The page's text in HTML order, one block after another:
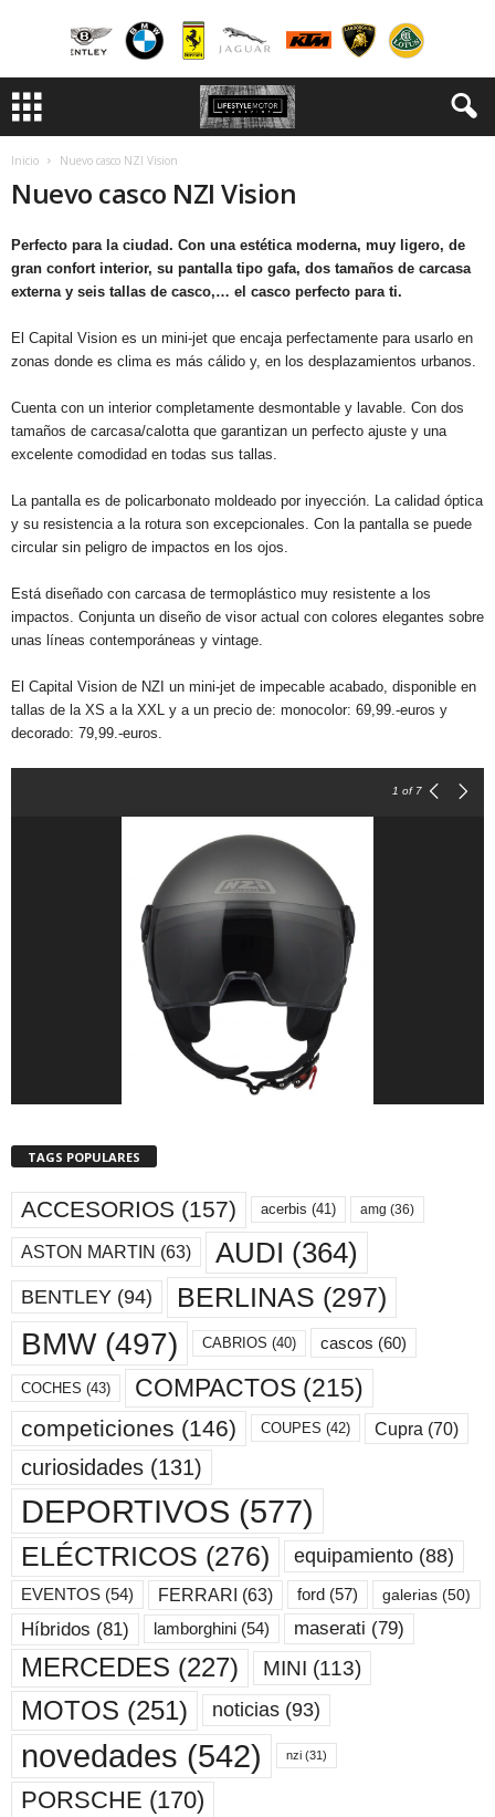
Inicio Nuevo casco NZI Vision
Nuevo casco NZI Vision
Perfecto para la ciudad. Con una estética moderna, muy ligero, de
gran confort interior, su pantalla tipo gafa, dos tamaños de carcasa
externa y seis tallas de casco,… el casco perfecto para ti.
El Capital Vision es un mini-jet que encaja perfectamente para usarlo en
zonas donde es clima es más cálido y, en los desplazamientos urbanos.
Cuenta con un interior completamente desmontable y lavable. Con dos
tamaños de carcasa/calotta que garantizan un perfecto ajuste y una
excelente comodidad en todas sus tallas.
La pantalla es de policarbonato moldeado por inyección. La calidad óptica
y su resistencia a la rotura son excepcionales. Con la pantalla se puede
circular sin peligro de impactos en los ojos.
Está diseñado con carcasa de termoplástico muy resistente a los
impactos. Conjunta un diseño de visor actual con colores elegantes sobre
unas líneas contemporáneas y vintage.
El Capital Vision de NZI un mini-jet de impecable acabado, disponible en
tallas de la XS a la XXL y a un precio de: monocolor: 69,99.-euros y
decorado: 79,99.-euros.
1 of 7
TAGS POPULARES
ACCESORIOS (157) acerbis (41) amg (36)
ASTON MARTIN (63) AUDI (364)
BENTLEY (94) BERLINAS (297)
BMW(497) CABRIOS (40) cascos (60)
COCHES (43) COMPACTOS (215)
competiciones (146) COUPES (42) Cupra (70)
curiosidades (131)
DEPORTIVOS (577)
ELÉCTRICOS (276) equipamiento (88)
EVENTOS (54) FERRARI (63) ford (57) galerias (50)
Híbridos (81) lamborghini (54) maserati (79)
MERCEDES (227) MINI (113)
MOTOS (251) noticias (93)
novedades (542) nzi (31)
PORSCHE (170)